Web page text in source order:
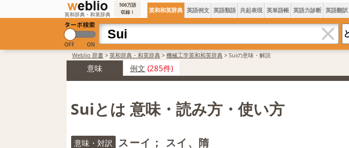
英和辞典・和英辞典
506万語
収録！
英和和英辞典 英語例文 英語類語 共起表現 英単語帳 英語力診断 英語翻訳
Weblio 辞書 > 英和辞典・和英辞典 > 機械工学英和和英辞典 > Suiの意味・解説
意味 例文 (285件)
Suiとは 意味・読み方・使い方
意味・対訳 スーイ； スイ、隋